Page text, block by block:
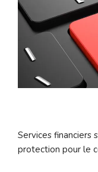
Services financiers
protection pour le